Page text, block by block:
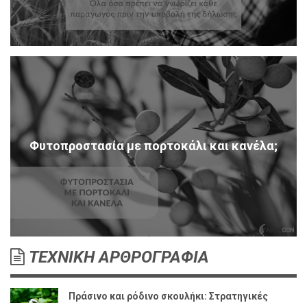
Φυτοπροστασία με πορτοκάλι και κανέλα;
ΤΕΧΝΙΚΗ ΑΡΘΡΟΓΡΑΦΙΑ
Πράσινο και ρόδινο σκουλήκι: Στρατηγικές